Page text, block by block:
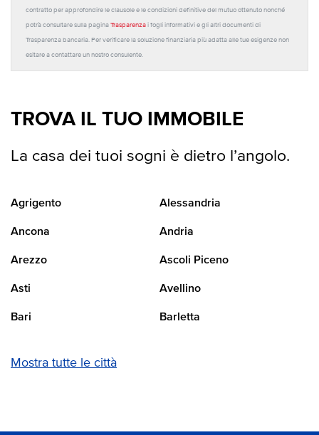
contratto per approfondire le clausole e le condizioni definitive del mutuo ottenuto nonché
potrà consultare sulla pagina Trasparenza i fogli informativi e gli altri documenti di
Trasparenza bancaria. Per verificare la soluzione finanziaria più adatta alle tue esigenze non
esitare a contattare un nostro consulente.
TROVA IL TUO IMMOBILE
La casa dei tuoi sogni è dietro l’angolo.
Agrigento Alessandria
Ancona Andria
Arezzo Ascoli Piceno
Asti Avellino
Bari Barletta
Mostra tutte le città